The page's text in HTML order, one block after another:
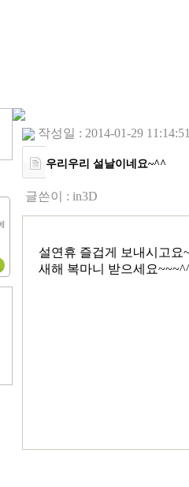
작성일 : 2014-01-29
우리우리 설날이네요~^^
글쓴이 : in3D
설연휴 즐겁게 보내시고요
새해 복마니 받으세요